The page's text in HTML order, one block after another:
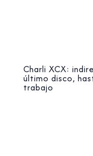
Charli XCX:
último disco,
trabajo